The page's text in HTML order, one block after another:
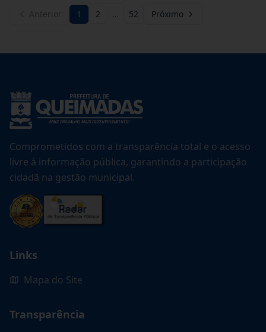
1 2 … 52 Próximo
Comprometidos com a transparência total e o acesso
livre à informação pública, garantindo a participação
cidadã na gestão municipal.
Links
Mapa do Site
Transparência